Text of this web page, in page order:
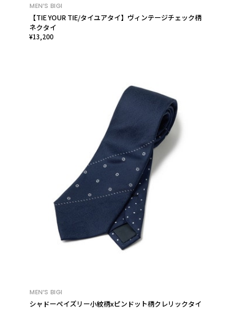
MEN’S BIGI
【TIE YOUR TIE/タイユアタイ】ヴィンテージチェック柄
ネクタイ
¥13,200
MEN’S BIGI
シャドーペイズリー小紋柄xピンドット柄クレリックタイ